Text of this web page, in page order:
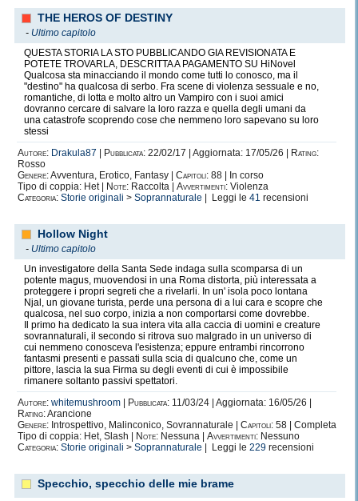
THE HEROS OF DESTINY
- Ultimo capitolo
QUESTA STORIA LA STO PUBBLICANDO GIA REVISIONATA E
POTETE TROVARLA, DESCRITTA A PAGAMENTO SU HiNovel
Qualcosa sta minacciando il mondo come tutti lo conosco, ma il
"destino" ha qualcosa di serbo. Fra scene di violenza sessuale e no,
romantiche, di lotta e molto altro un Vampiro con i suoi amici
dovranno cercare di salvare la loro razza e quella degli umani da
una catastrofe scoprendo cose che nemmeno loro sapevano su loro
stessi
Autore: Drakula87 Pubblicata: 22/02/17 | Aggiornata: 17/05/26 |
Rating:
Rosso
Genere:Avventura, Erotico, Fantasy | Capitoli: 88 | In corso
Tipo di coppia: Het |
Note: Raccolta | Avvertimenti: Violenza
Categoria: Storie originali > Soprannaturale | Leggi le 41 recensioni
Hollow Night
- Ultimo capitolo
Un investigatore della Santa Sede indaga sulla scomparsa di un
potente magus, muovendosi in una Roma distorta, più interessata a
proteggere i propri segreti che a rivelarli. In un' isola poco lontana
Njal, un giovane turista, perde una persona di a lui cara e scopre che
qualcosa, nel suo corpo, inizia a non comportarsi come dovrebbe.
Il primo ha dedicato la sua intera vita alla caccia di uomini e creature
sovrannaturali, il secondo si ritrova suo malgrado in un universo di
cui nemmeno conosceva l'esistenza; eppure entrambi rincorrono
fantasmi presenti e passati sulla scia di qualcuno che, come un
pittore, lascia la sua Firma su degli eventi di cui è impossibile
rimanere soltanto passivi spettatori.
Autore: whitemushroom Pubblicata: 11/03/24 | Aggiornata: 16/05/26 |
Rating:Arancione
Genere: Introspettivo, Malinconico, Sovrannaturale | Capitoli: 58 | Completa
Tipo di coppia: Het, Slash |
Note: Nessuna | Avvertimenti: Nessuno
Categoria: Storie originali > Soprannaturale | Leggi le 229 recensioni
Specchio, specchio delle mie brame